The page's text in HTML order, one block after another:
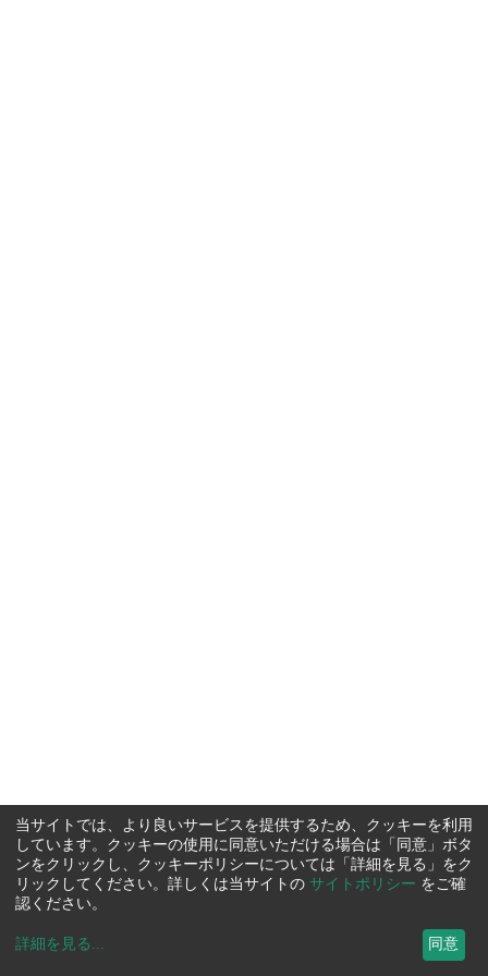
当サイトでは、より良いサービスを提供するため、クッキーを利用
しています。クッキーの使用に同意いただける場合は「同意」ボタ
ンをクリックし、クッキーポリシーについては「詳細を見る」をク
リックしてください。詳しくは当サイトの サイトポリシー をご確
認ください。
詳細を見る ... 同意